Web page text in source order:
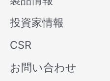
投資家情報
CSR
お問い合わせ